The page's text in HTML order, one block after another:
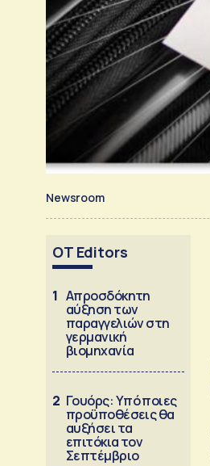
Newsroom
OT Editors
1 Απροσδόκητη
αύξηση των
παραγγελιών στη
γερμανική
βιομηχανία
2 Γουόρς: Υπό ποιες
προϋποθέσεις θα
αυξήσει τα
επιτόκια τον
Σεπτέμβριο